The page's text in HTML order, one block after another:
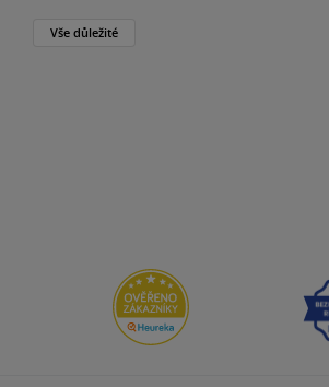
Vše důležité